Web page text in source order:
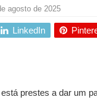
quando vale mais
como planejar sua
vs. Ferro: guia
agosto de 2025
LinkedIn
prestes a dar um